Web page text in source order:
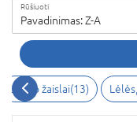
Rūšiuoti
Pavadinimas: Z-A
Lauko žaislai(13)